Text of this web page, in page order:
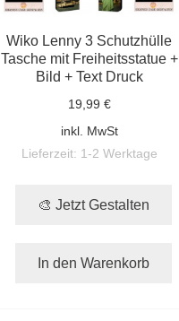
Wiko Lenny 3 Schutzhülle
Tasche mit Freiheitsstatue +
Bild + Text Druck
19,99 €
inkl. MwSt
Lieferzeit: 1-2 Werktage
🎨 Jetzt Gestalten
In den Warenkorb